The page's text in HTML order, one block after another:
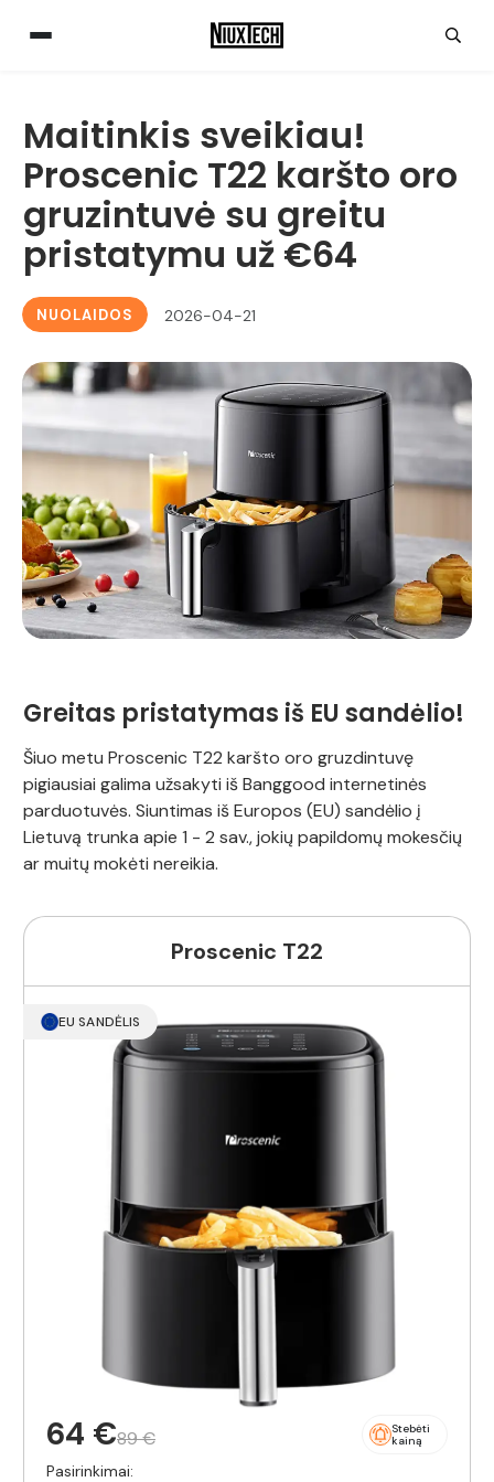
Maitinkis sveikiau!
Proscenic T22 karšto oro
gruzintuvė su greitu
pristatymu už €64
NUOLAIDOS 2026-04-21
Greitas pristatymas iš EU sandėlio!
Šiuo metu Proscenic T22 karšto oro gruzdintuvę
pigiausiai galima užsakyti iš Banggood internetinės
parduotuvės. Siuntimas iš Europos (EU) sandėlio į
Lietuvą trunka apie 1 - 2 sav., jokių papildomų mokesčių
ar muitų mokėti nereikia.
Proscenic T22
EU SANDĖLIS
64 €89 €
Stebėti
kainą
Pasirinkimai: